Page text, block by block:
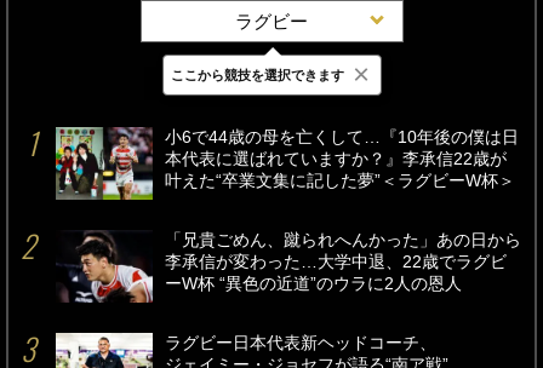
ラグビー
最新 24時間 週間
小6で44歳の母を亡くして…『10年後の僕は日
本代表に選ばれていますか？』李承信22歳が
叶えた“卒業文集に記した夢”＜ラグビーW杯＞
「兄貴ごめん、蹴られへんかった」あの日から
李承信が変わった…大学中退、22歳でラグビ
ーW杯 “異色の近道”のウラに2人の恩人
ラグビー日本代表新ヘッドコーチ、
ここから競技を選択できます ×